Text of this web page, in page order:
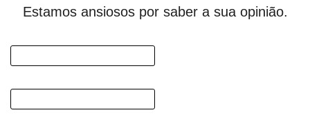
Estamos ansiosos por saber a sua opinião.